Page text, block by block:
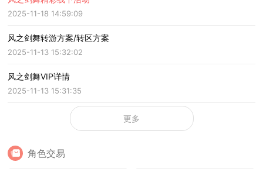
2025-11-18 14:59:09
风之剑舞转游方案/转区方案
2025-11-13 15:32:02
风之剑舞VIP详情
2025-11-13 15:31:35
更多
角色交易